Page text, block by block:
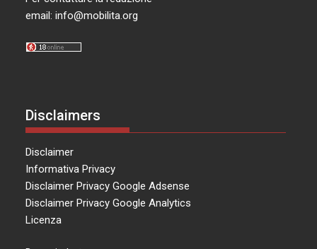
email:info@mobilita.org
Disclaimers
Disclaimer
Informativa Privacy
Disclaimer Privacy Google Adsense
Disclaimer Privacy Google Analytics
Licenza